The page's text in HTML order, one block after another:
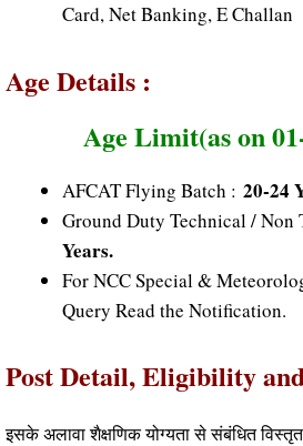
Card, Net Banking, E Challan
Age Details :
Age Limit(as on
AFCAT Flying Batch : 20-24
Ground Duty Technical / Non
Years.
For NCC Special &
Query Read the Notification.
Post Detail, Eligibility
इसके अलावा शैक्षणिक योग्यता से संबंधित